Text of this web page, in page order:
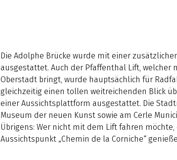
Die Adolphe Brücke wurde mit einer
ausgestattet. Auch der Pfaffenthal Lift, welcher
Oberstadt bringt, wurde hauptsächlich für
gleichzeitig einen tollen weitreichenden Blick
einer Aussichtsplattform ausgestattet. Die
Museum der neuen Kunst sowie am Cerle
Übrigens: Wer nicht mit dem Lift fahren
Aussichtspunkt „Chemin de la Corniche“